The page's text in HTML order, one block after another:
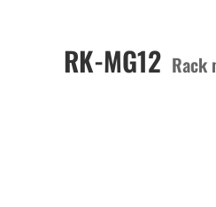
RK-MG12 Rack